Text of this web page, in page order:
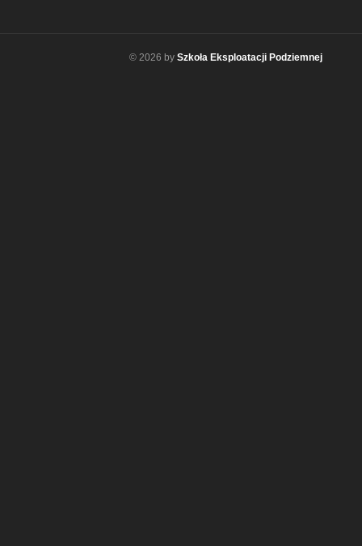
© 2026 by Szkoła Eksploatacji Podziemnej